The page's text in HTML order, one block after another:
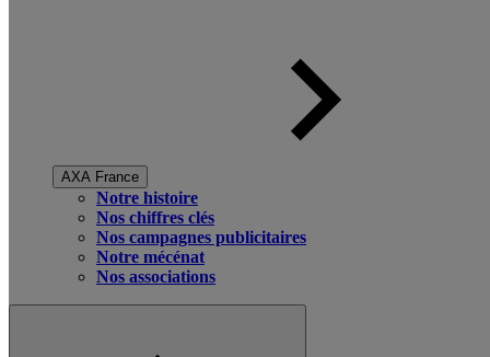
AXA France
Notre histoire
Nos chiffres clés
Nos campagnes publicitaires
Notre mécénat
Nos associations